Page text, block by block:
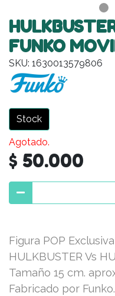
FUNKO
SKU: 1630013579806
Stock
Agotado.
$ 50.000
Figura POP
HULKBUSTER Vs
Tamaño 15 cm.
Fabricado por Funko.